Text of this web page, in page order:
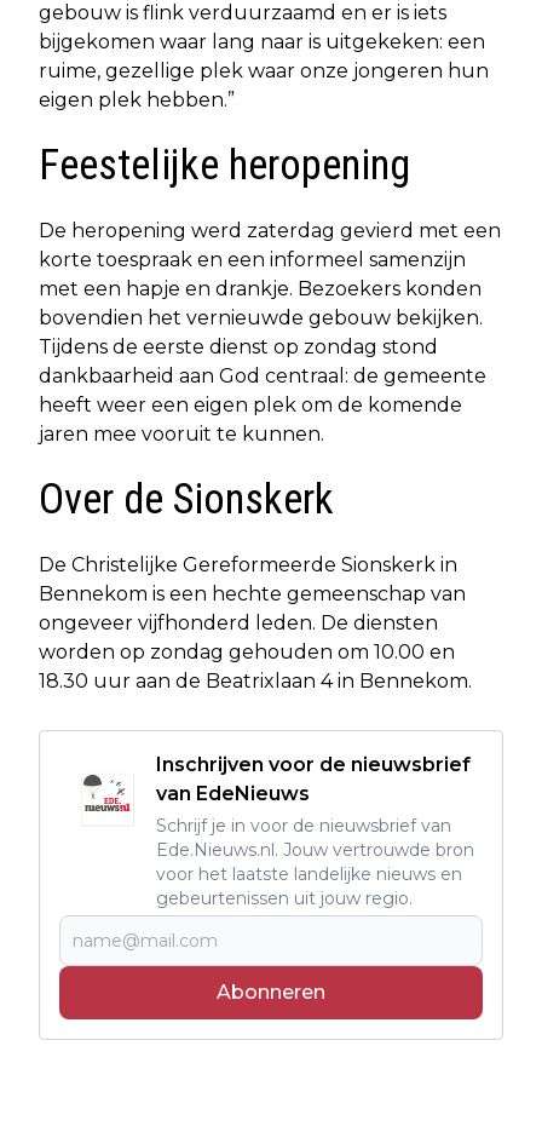
gebouw is flink verduurzaamd en er is iets
bijgekomen waar lang naar is uitgekeken: een
ruime, gezellige plek waar onze jongeren hun
eigen plek hebben.”
Feestelijke heropening
De heropening werd zaterdag gevierd met een
korte toespraak en een informeel samenzijn
met een hapje en drankje. Bezoekers konden
bovendien het vernieuwde gebouw bekijken.
Tijdens de eerste dienst op zondag stond
dankbaarheid aan God centraal: de gemeente
heeft weer een eigen plek om de komende
jaren mee vooruit te kunnen.
Over de Sionskerk
De Christelijke Gereformeerde Sionskerk in
Bennekom is een hechte gemeenschap van
ongeveer vijfhonderd leden. De diensten
worden op zondag gehouden om 10.00 en
18.30 uur aan de Beatrixlaan 4 in Bennekom.
Inschrijven voor de nieuwsbrief
van EdeNieuws
Schrijf je in voor de nieuwsbrief van
Ede.Nieuws.nl. Jouw vertrouwde bron
voor het laatste landelijke nieuws en
gebeurtenissen uit jouw regio.
Abonneren